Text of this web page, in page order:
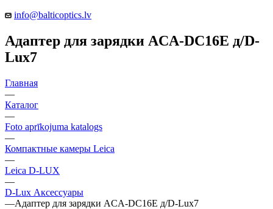
info@balticoptics.lv
Адаптер для зарядки ACA-DC16E д/D-
Lux7
Главная
—
Каталог
—
Foto aprīkojuma katalogs
—
Компактные камеры Leica
—
Leica D-LUX
—
D-Lux Аксессуары
—Адаптер для зарядки ACA-DC16E д/D-Lux7